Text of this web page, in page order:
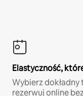
Elastyczność,
Wybierz dokładny
rezerwuj online